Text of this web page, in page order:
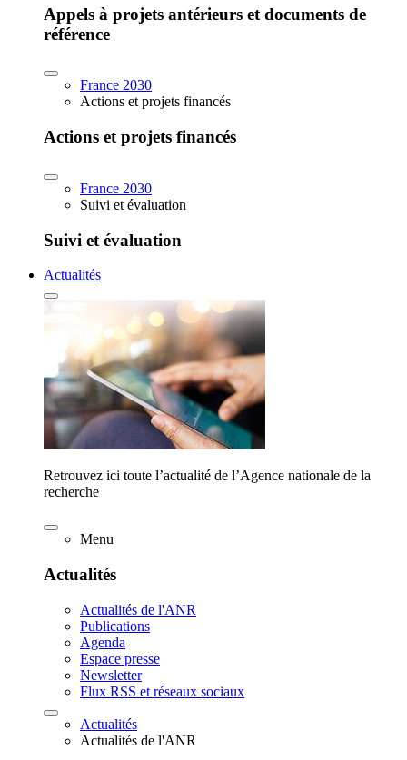
Appels à projets antérieurs et documents de
référence
France 2030
Actions et projets financés
Actions et projets financés
France 2030
Suivi et évaluation
Suivi et évaluation
Actualités
Retrouvez ici toute l’actualité de l’Agence nationale de la
recherche
Menu
Actualités
Actualités de l'ANR
Publications
Agenda
Espace presse
Newsletter
Flux RSS et réseaux sociaux
Actualités
Actualités de l'ANR